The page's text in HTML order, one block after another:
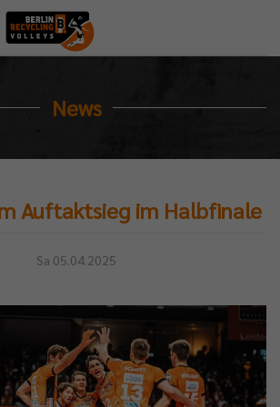
News
Auftaktsieg im Halbfinale
Sa 05.04.2025